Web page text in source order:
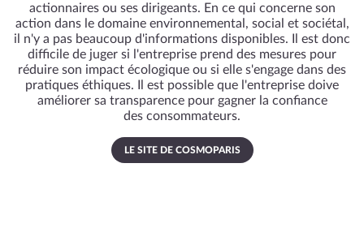
actionnaires ou ses dirigeants. En ce qui concerne son
action dans le domaine environnemental, social et sociétal,
il n'y a pas beaucoup d'informations disponibles. Il est donc
difficile de juger si l'entreprise prend des mesures pour
réduire son impact écologique ou si elle s'engage dans des
pratiques éthiques. Il est possible que l'entreprise doive
améliorer sa transparence pour gagner la confiance
des consommateurs.
LE SITE DE COSMOPARIS